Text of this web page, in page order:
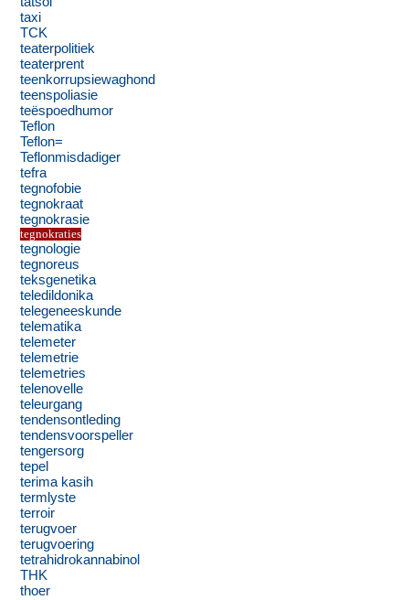
taxi
TCK
teaterpolitiek
teaterprent
teenkorrupsiewaghond
teenspoliasie
teëspoedhumor
Teflon
Teflon=
Teflonmisdadiger
tefra
tegnofobie
tegnokraat
tegnokrasie
tegnokraties
tegnologie
tegnoreus
teksgenetika
teledildonika
telegeneeskunde
telematika
telemeter
telemetrie
telemetries
telenovelle
teleurgang
tendensontleding
tendensvoorspeller
tengersorg
tepel
terima kasih
termlyste
terroir
terugvoer
terugvoering
tetrahidrokannabinol
THK
thoer